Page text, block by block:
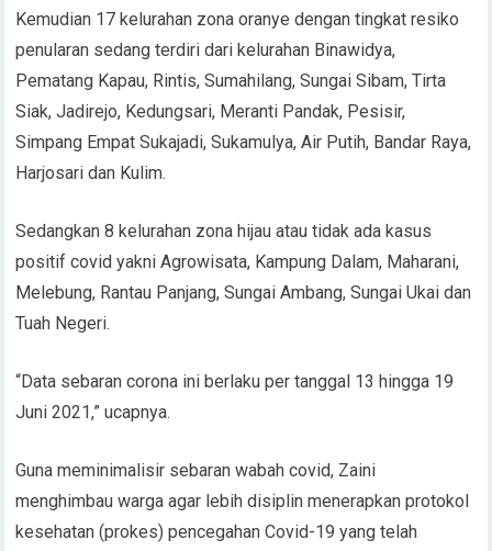
Kemudian 17 kelurahan zona oranye dengan tingkat resiko
penularan sedang terdiri dari kelurahan Binawidya,
Pematang Kapau, Rintis, Sumahilang, Sungai Sibam, Tirta
Siak, Jadirejo, Kedungsari, Meranti Pandak, Pesisir,
Simpang Empat Sukajadi, Sukamulya, Air Putih, Bandar Raya,
Harjosari dan Kulim.
Sedangkan 8 kelurahan zona hijau atau tidak ada kasus
positif covid yakni Agrowisata, Kampung Dalam, Maharani,
Melebung, Rantau Panjang, Sungai Ambang, Sungai Ukai dan
Tuah Negeri.
“Data sebaran corona ini berlaku per tanggal 13 hingga 19
Juni 2021,” ucapnya.
Guna meminimalisir sebaran wabah covid, Zaini
menghimbau warga agar lebih disiplin menerapkan protokol
kesehatan (prokes) pencegahan Covid-19 yang telah